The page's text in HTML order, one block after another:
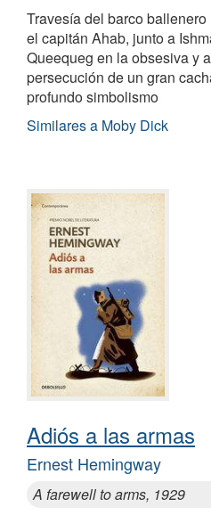
Travesía del barco
el capitán Ahab, junto a
Queequeg en la obsesiva y
persecución de un gran
profundo simbolismo
Similares a Moby Dick
Adiós a las armas
Ernest Hemingway
A farewell to arms, 1929